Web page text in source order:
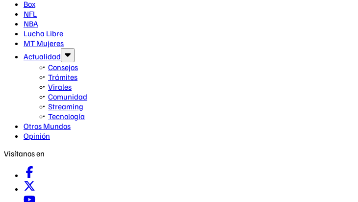
Box
NFL
NBA
Lucha Libre
MT Mujeres
Actualidad
Consejos
Trámites
Virales
Comunidad
Streaming
Tecnología
Otros Mundos
Opinión
Visítanos en